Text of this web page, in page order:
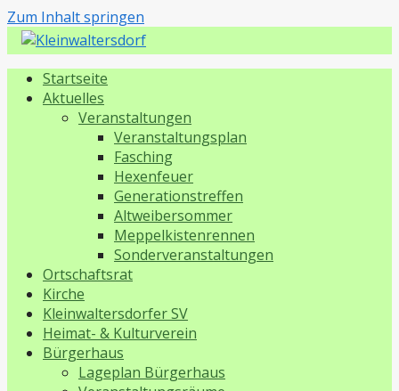
Zum Inhalt springen
Kleinwaltersdorf
Startseite
Aktuelles
Veranstaltungen
Veranstaltungsplan
Fasching
Hexenfeuer
Generationstreffen
Altweibersommer
Meppelkistenrennen
Sonderveranstaltungen
Ortschaftsrat
Kirche
Kleinwaltersdorfer SV
Heimat- & Kulturverein
Bürgerhaus
Lageplan Bürgerhaus